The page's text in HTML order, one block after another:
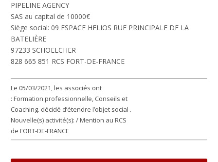
PIPELINE AGENCY
SAS au capital de 10000€
Siège social: 09 ESPACE HELIOS RUE PRINCIPALE DE LA
BATELIÈRE
97233 SCHOELCHER
828 665 851 RCS FORT-DE-FRANCE
Le 05/03/2021, les associés ont
: Formation professionnelle, Conseils et
Coaching. décidé d’étendre l’objet social .
Nouvelle(s) activité(s): / Mention au RCS
de FORT-DE-FRANCE